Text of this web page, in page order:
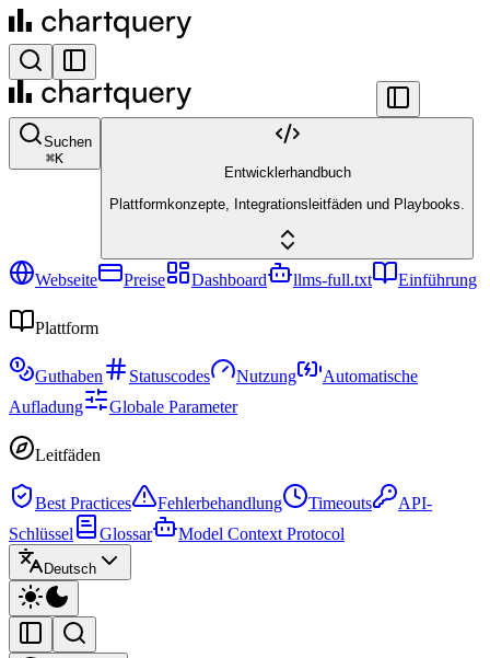
Suchen
⌘K
Entwicklerhandbuch
Plattformkonzepte, Integrationsleitfäden und Playbooks.
Webseite Preise Dashboard llms-full.txt Einführung
Plattform
Guthaben Statuscodes Nutzung
Automatische
Aufladung
Globale Parameter
Leitfäden
Best Practices Fehlerbehandlung Timeouts
API-
Schlüssel
Glossar Model Context Protocol
Deutsch